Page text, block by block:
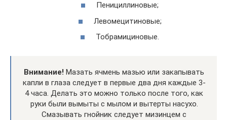
Пенициллиновые;
Левомецитиновые;
Тобрамициновые.
Внимание! Мазать ячмень мазью или закапывать
капли в глаза следует в первые два дня каждые 3-
4 часа. Делать это можно только после того, как
руки были вымыты с мылом и вытерты насухо.
Смазывать гнойник следует мизинцем с